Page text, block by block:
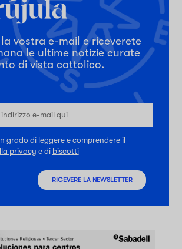
vostra e-mail e riceverete
le ultime notizie curate
di vista cattolico.
grado di leggere e comprendere il
privacy e di biscotti
RICEVERE LA NEWSLETTER